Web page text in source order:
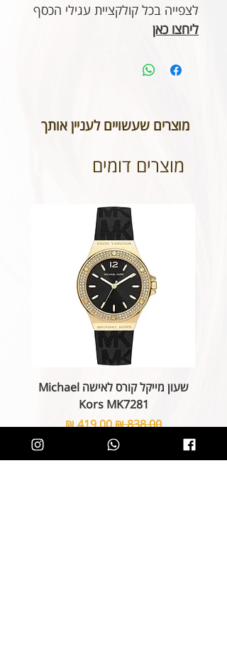
לצפייה בכל קולקציית עגילי הכסף
ליחצו כאן
מוצרים שעשויים לעניין אותך
מוצרים דומים
שעון מייקל קורס לאישה Michael
Kors MK7281
מחיר רגיל מחיר מבצע
הוספה לסל